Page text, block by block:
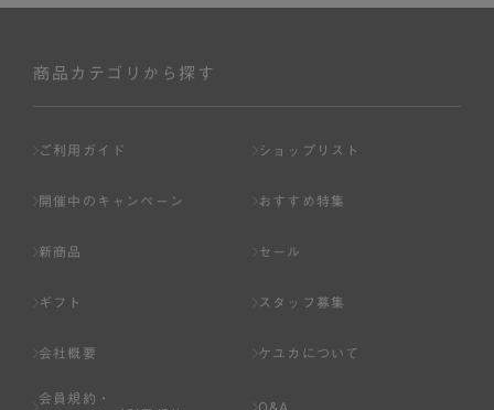
商品カテゴリから探す
ご利用ガイド ショップリスト
開催中のキャンペーン おすすめ特集
新商品 セール
ギフト スタッフ募集
会社概要 ケユカについて
会員規約・
Q&A